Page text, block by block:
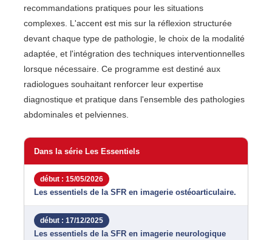
recommandations pratiques pour les situations
complexes. L'accent est mis sur la réflexion structurée
devant chaque type de pathologie, le choix de la modalité
adaptée, et l'intégration des techniques interventionnelles
lorsque nécessaire. Ce programme est destiné aux
radiologues souhaitant renforcer leur expertise
diagnostique et pratique dans l'ensemble des pathologies
abdominales et pelviennes.
Dans la série Les Essentiels
début : 15/05/2026
Les essentiels de la SFR en imagerie ostéoarticulaire.
début : 17/12/2025
Les essentiels de la SFR en imagerie neurologique